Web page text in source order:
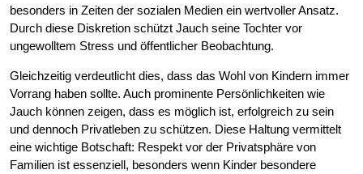
besonders in Zeiten der sozialen Medien ein wertvoller Ansatz.
Durch diese Diskretion schützt Jauch seine Tochter vor
ungewolltem Stress und öffentlicher Beobachtung.
Gleichzeitig verdeutlicht dies, dass das Wohl von Kindern immer
Vorrang haben sollte. Auch prominente Persönlichkeiten wie
Jauch können zeigen, dass es möglich ist, erfolgreich zu sein
und dennoch Privatleben zu schützen. Diese Haltung vermittelt
eine wichtige Botschaft: Respekt vor der Privatsphäre von
Familien ist essenziell, besonders wenn Kinder besondere